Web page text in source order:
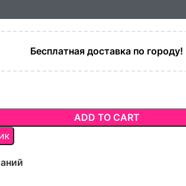
Бесплатная доставка по городу!
ADD TO CART